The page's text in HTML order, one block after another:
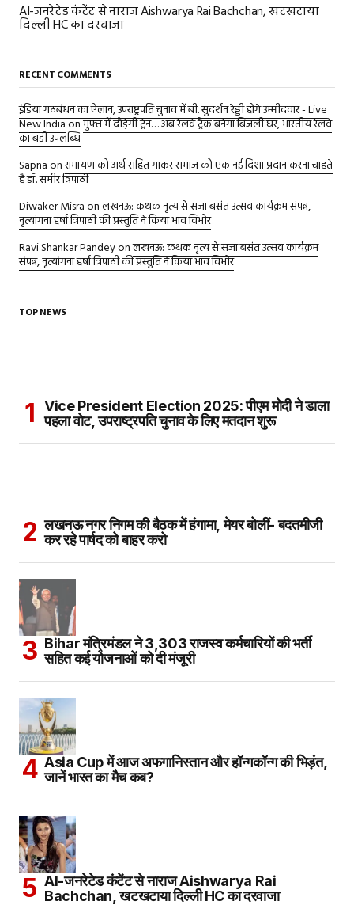
AI-जनरेटेड कंटेंट से नाराज Aishwarya Rai Bachchan, खटखटाया
दिल्ली HC का दरवाजा
RECENT COMMENTS
इंडिया गठबंधन का ऐलान, उपराष्ट्रपति चुनाव में बी. सुदर्शन रेड्डी होंगे उम्मीदवार - Live
New Indiaonमुफ्त में दौड़ेगी ट्रेन… अब रेलवे ट्रैक बनेगा बिजली घर, भारतीय रेलवे
का बड़ी उपलब्धि
Sapnaonरामायण को अर्थ सहित गाकर समाज को एक नई दिशा प्रदान करना चाहते
हैं डॉ. समीर त्रिपाठी
Diwaker Misraonलखनऊ: कथक नृत्य से सजा बसंत उत्सव कार्यक्रम संपन्न,
नृत्यांगना हर्षा त्रिपाठी की प्रस्तुति ने किया भाव विभोर
Ravi Shankar Pandeyonलखनऊ: कथक नृत्य से सजा बसंत उत्सव कार्यक्रम
संपन्न, नृत्यांगना हर्षा त्रिपाठी की प्रस्तुति ने किया भाव विभोर
TOP NEWS
Vice President Election 2025: पीएम मोदी ने डाला
पहला वोट, उपराष्ट्रपति चुनाव के लिए मतदान शुरू
लखनऊ नगर निगम की बैठक में हंगामा, मेयर बोलीं- बदतमीजी
कर रहे पार्षद को बाहर करो
Bihar मंत्रिमंडल ने 3,303 राजस्व कर्मचारियों की भर्ती
सहित कई योजनाओं को दी मंजूरी
Asia Cup में आज अफगानिस्तान और हॉन्गकॉन्ग की भिड़ंत,
जानें भारत का मैच कब?
AI-जनरेटेड कंटेंट से नाराज Aishwarya Rai
Bachchan, खटखटाया दिल्ली HC का दरवाजा